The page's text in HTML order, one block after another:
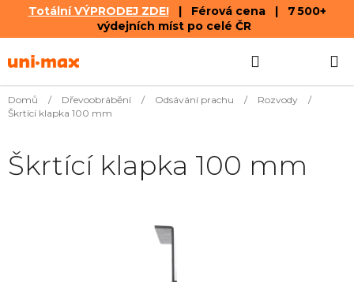
Totální VÝPRODEJ ZDE!| Férová cena | 7 500+
výdejních míst po celé ČR
na
KOŠÍK
Domů / Dřevoobrábění / Odsávání prachu / Rozvody
/
Škrtící klapka 100 mm
Škrtící klapka 100 mm